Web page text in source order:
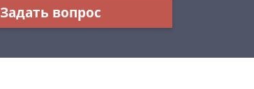
Задать вопрос